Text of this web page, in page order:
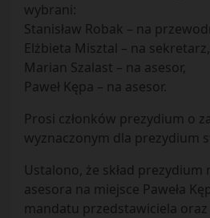
wybrani:
Stanisław Robak – na
Elżbieta Misztal – na sekretarz,
Marian Szalast – na asesor,
Paweł Kępa – na asesor.
Prosi członków prezydium o
wyznaczonym dla prezydium
Ustalono, że skład prezydium
asesora na miejsce Paweła
mandatu przedstawiciela